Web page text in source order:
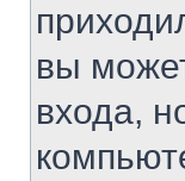
вы
входа,